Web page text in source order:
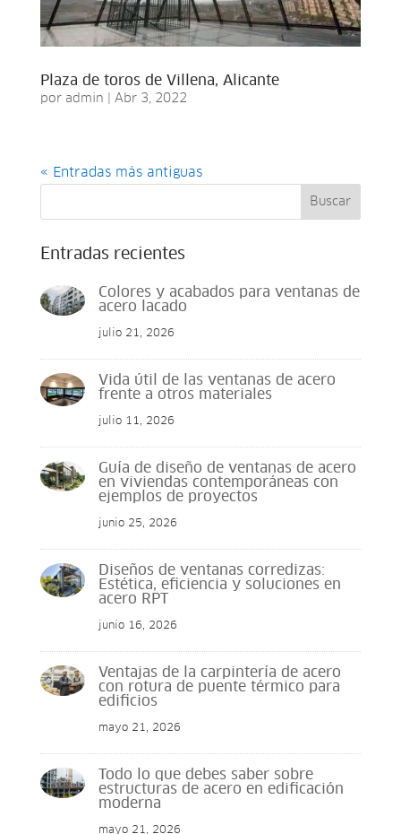
Plaza de toros de Villena, Alicante
por admin Abr 3, 2022
« Entradas más antiguas
Buscar
Entradas recientes
Colores y acabados para ventanas de
acero lacado
julio 21, 2026
Vida útil de las ventanas de acero
frente a otros materiales
julio 11, 2026
Guía de diseño de ventanas de acero
en viviendas contemporáneas con
ejemplos de proyectos
junio 25, 2026
Diseños de ventanas corredizas:
Estética, eficiencia y soluciones en
acero RPT
junio 16, 2026
Ventajas de la carpintería de acero
con rotura de puente térmico para
edificios
mayo 21, 2026
Todo lo que debes saber sobre
estructuras de acero en edificación
moderna
mayo 21, 2026